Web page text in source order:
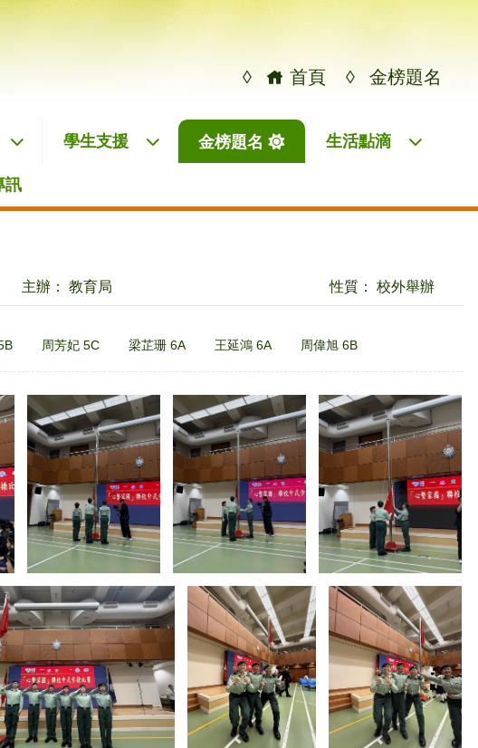
◊ 首頁 ◊ 金榜題名
學生支援 金榜題名 生活點滴
訊
主辦： 教育局 性質： 校外舉辦
周芳妃 5C 梁芷珊 6A 王延鴻 6A 周偉旭 6B